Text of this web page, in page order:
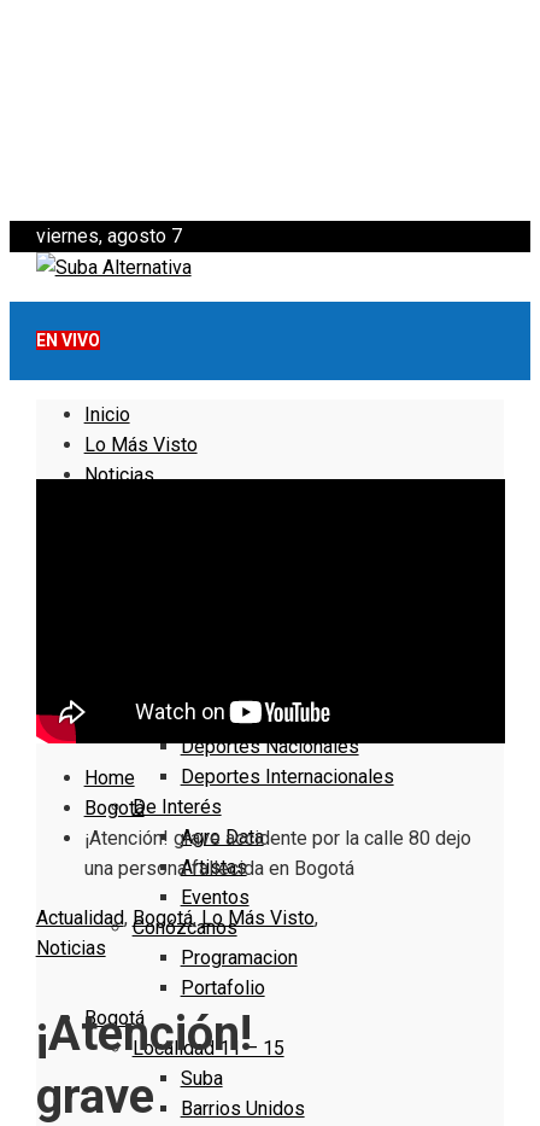
viernes, agosto 7
EN VIVO
Inicio
Lo Más Visto
Noticias
Deportes Locales
Deportes Nacionales
Deportes Internacionales
De Interés
Agro Data
Artistas
Eventos
Conózcanos
Programacion
Portafolio
Bogotá
Localidad 11 – 15
Suba
Barrios Unidos
Home
Bogotá
¡Atención! grave accidente por la calle 80 dejo
una persona fallecida en Bogotá
Actualidad, Bogotá, Lo Más Visto,
Noticias
¡Atención!
grave